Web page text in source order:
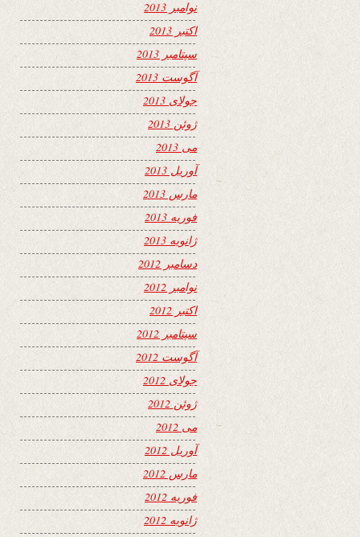
نوامبر 2013
اکتبر 2013
سپتامبر 2013
آگوست 2013
جولای 2013
ژوئن 2013
می 2013
آوریل 2013
مارس 2013
فوریه 2013
ژانویه 2013
دسامبر 2012
نوامبر 2012
اکتبر 2012
سپتامبر 2012
آگوست 2012
جولای 2012
ژوئن 2012
می 2012
آوریل 2012
مارس 2012
فوریه 2012
ژانویه 2012